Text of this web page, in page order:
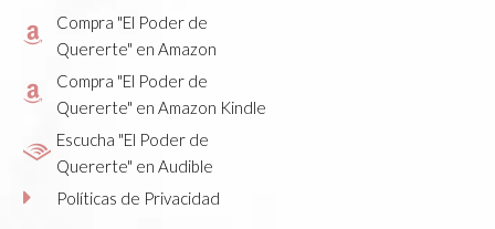
Compra "El Poder de
Quererte" en Amazon
Compra "El Poder de
Quererte" en Amazon Kindle
Escucha "El Poder de
Quererte" en Audible
Políticas de Privacidad